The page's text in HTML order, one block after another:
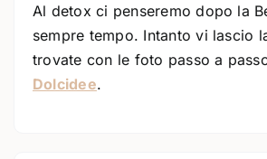
Al detox ci penseremo dopo la
sempre tempo. Intanto vi lascio
trovate con le foto passo a
Dolcidee.